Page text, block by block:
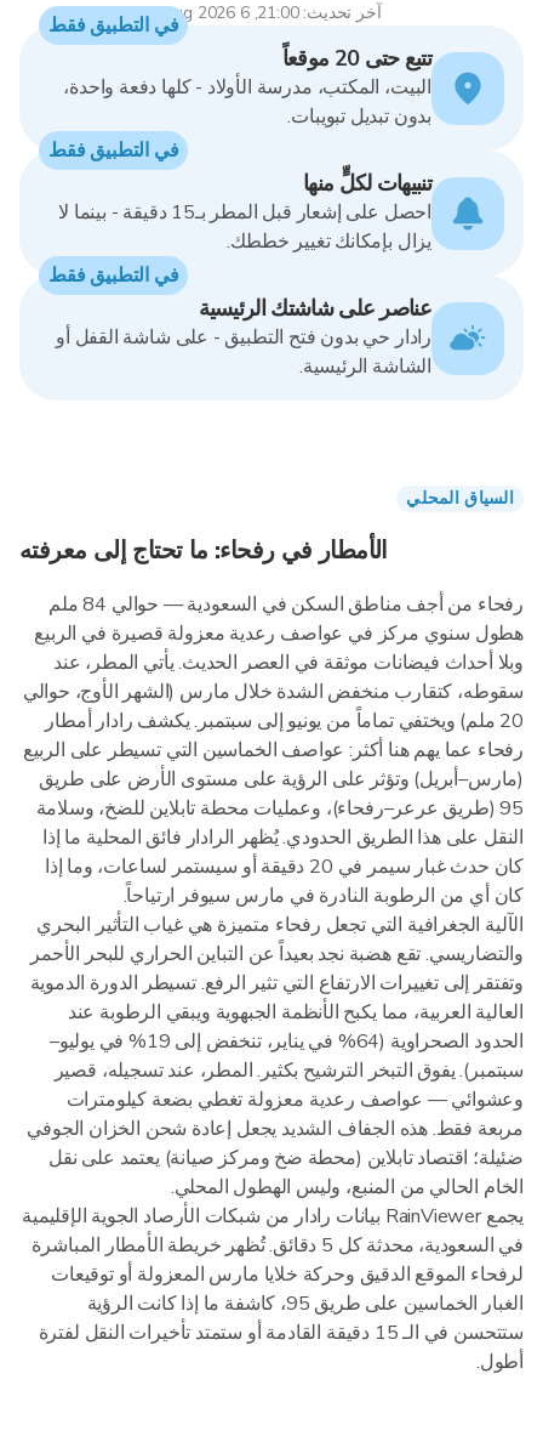
آخر تحديث: 21:00, 6 Aug 2026
تتبع حتى 20 موقعاً
البيت، المكتب، مدرسة الأولاد - كلها دفعة واحدة،
بدون تبديل تبويبات.
في التطبيق فقط
تنبيهات لكلٍّ منها
احصل على إشعار قبل المطر بـ15 دقيقة - بينما لا
يزال بإمكانك تغيير خططك.
في التطبيق فقط
عناصر على شاشتك الرئيسية
رادار حي بدون فتح التطبيق - على شاشة القفل أو
الشاشة الرئيسية.
في التطبيق فقط
السياق المحلي
الأمطار في رفحاء: ما تحتاج إلى معرفته
رفحاء من أجف مناطق السكن في السعودية — حوالي 84 ملم
هطول سنوي مركز في عواصف رعدية معزولة قصيرة في الربيع
وبلا أحداث فيضانات موثقة في العصر الحديث. يأتي المطر، عند
سقوطه، كتقارب منخفض الشدة خلال مارس (الشهر الأوج، حوالي
20 ملم) ويختفي تماماً من يونيو إلى سبتمبر. يكشف رادار أمطار
رفحاء عما يهم هنا أكثر: عواصف الخماسين التي تسيطر على الربيع
(مارس–أبريل) وتؤثر على الرؤية على مستوى الأرض على طريق
95 (طريق عرعر–رفحاء)، وعمليات محطة تابلاين للضخ، وسلامة
النقل على هذا الطريق الحدودي. يُظهر الرادار فائق المحلية ما إذا
كان حدث غبار سيمر في 20 دقيقة أو سيستمر لساعات، وما إذا
كان أي من الرطوبة النادرة في مارس سيوفر ارتياحاً.
الآلية الجغرافية التي تجعل رفحاء متميزة هي غياب التأثير البحري
والتضاريسي. تقع هضبة نجد بعيداً عن التباين الحراري للبحر الأحمر
وتفتقر إلى تغييرات الارتفاع التي تثير الرفع. تسيطر الدورة الدموية
العالية العربية، مما يكبح الأنظمة الجبهوية ويبقي الرطوبة عند
الحدود الصحراوية (64% في يناير، تنخفض إلى 19% في يوليو–
سبتمبر). يفوق التبخر الترشيح بكثير. المطر، عند تسجيله، قصير
وعشوائي — عواصف رعدية معزولة تغطي بضعة كيلومترات
مربعة فقط. هذه الجفاف الشديد يجعل إعادة شحن الخزان الجوفي
ضئيلة؛ اقتصاد تابلاين (محطة ضخ ومركز صيانة) يعتمد على نقل
الخام الحالي من المنبع، وليس الهطول المحلي.
يجمع RainViewer بيانات رادار من شبكات الأرصاد الجوية الإقليمية
في السعودية، محدثة كل 5 دقائق. تُظهر خريطة الأمطار المباشرة
لرفحاء الموقع الدقيق وحركة خلايا مارس المعزولة أو توقيعات
الغبار الخماسين على طريق 95، كاشفة ما إذا كانت الرؤية
ستتحسن في الـ 15 دقيقة القادمة أو ستمتد تأخيرات النقل لفترة
أطول.